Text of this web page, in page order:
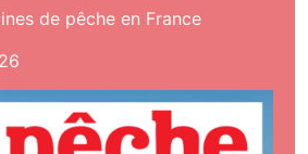
de pêche en France